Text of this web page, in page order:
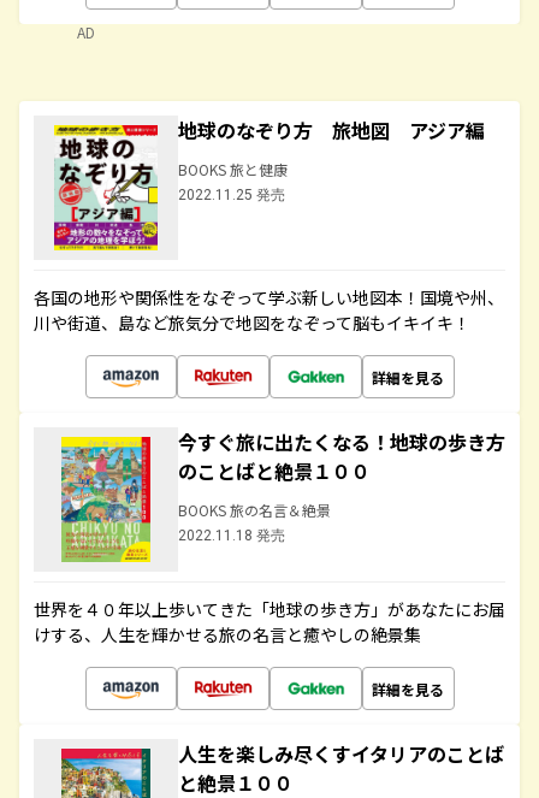
AD
地球のなぞり方 旅地図 アジア編
BOOKS 旅と健康
2022.11.25 発売
各国の地形や関係性をなぞって学ぶ新しい地図本！国境や州、
川や街道、島など旅気分で地図をなぞって脳もイキイキ！
詳細を見る
今すぐ旅に出たくなる！地球の歩き方
のことばと絶景１００
BOOKS 旅の名言＆絶景
2022.11.18 発売
世界を４０年以上歩いてきた「地球の歩き方」があなたにお届
けする、人生を輝かせる旅の名言と癒やしの絶景集
詳細を見る
人生を楽しみ尽くすイタリアのことば
と絶景１００